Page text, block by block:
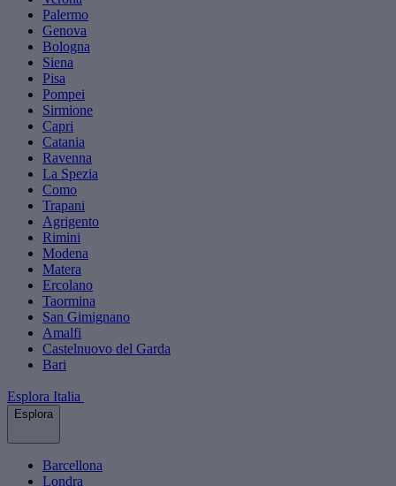
Palermo
Genova
Bologna
Siena
Pisa
Pompei
Sirmione
Capri
Catania
Ravenna
La Spezia
Como
Trapani
Agrigento
Rimini
Modena
Matera
Ercolano
Taormina
San Gimignano
Amalfi
Castelnuovo del Garda
Bari
Esplora Italia
Esplora
Barcellona
Londra